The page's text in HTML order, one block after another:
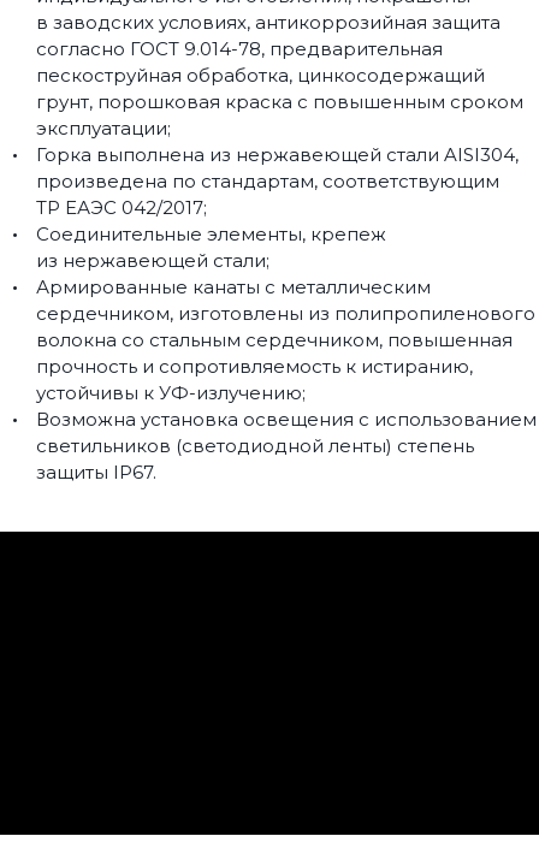
в заводских условиях, антикоррозийная защита
согласно ГОСТ 9.014-78, предварительная
пескоструйная обработка, цинкосодержащий
грунт, порошковая краска с повышенным сроком
эксплуатации;
Горка выполнена из нержавеющей стали AISI304,
произведена по стандартам, соответствующим
ТР ЕАЭС 042/2017;
Соединительные элементы, крепеж
из нержавеющей стали;
Армированные канаты с металлическим
сердечником, изготовлены из полипропиленового
волокна со стальным сердечником, повышенная
прочность и сопротивляемость к истиранию,
устойчивы к УФ-излучению;
Возможна установка освещения с использованием
светильников (светодиодной ленты) степень
защиты IP67.